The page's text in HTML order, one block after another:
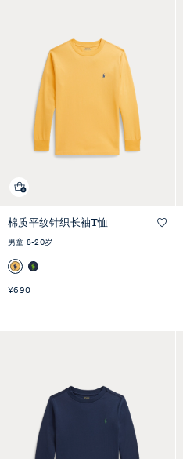
快速预览
棉质平纹针织长袖T恤
男童 8-20岁
¥690